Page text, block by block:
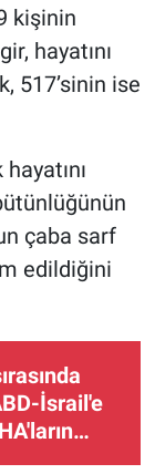
kişinin
hayatını
517’sinin ise
çaba sarf
edildiğini
İsrail'e